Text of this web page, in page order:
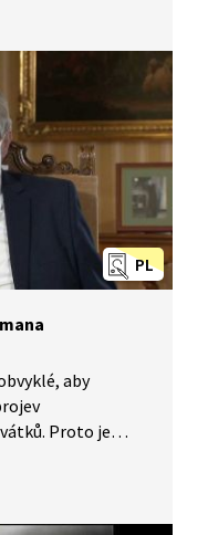
PL
aby
Proto je